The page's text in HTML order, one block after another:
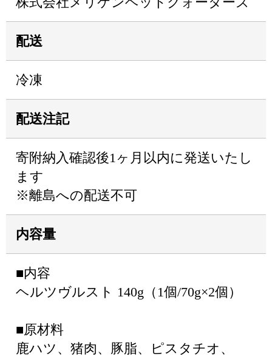
配送
冷凍
配送注記
寄附納入確認後1ヶ月以内に発送いたし
ます
※離島への配送不可
内容量
■内容
ヘルツヴルスト 140g（1個/70g×2個）
■原材料
鹿ハツ、猪肉、豚脂、ピスタチオ、